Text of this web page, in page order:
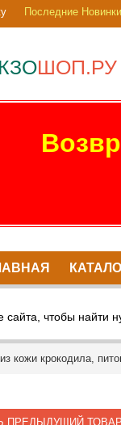
Последние
ШОП.РУ
сайта, чтобы найти
кожи крокодила,
ПРЕДЫДУЩИЙ ТОВАР